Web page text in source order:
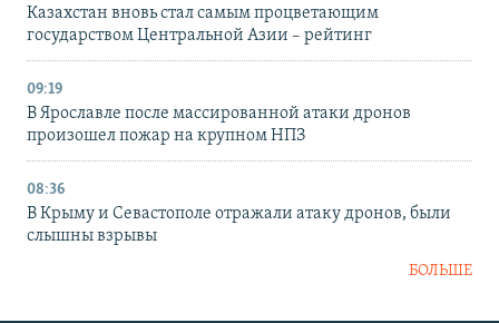
Казахстан вновь стал самым процветающим
государством Центральной Азии – рейтинг
09:19
В Ярославле после массированной атаки дронов
произошел пожар на крупном НПЗ
08:36
В Крыму и Севастополе отражали атаку дронов, были
слышны взрывы
БОЛЬШЕ